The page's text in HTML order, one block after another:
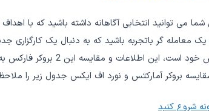
می توانید انتخابی آگاهانه داشته باشید که با
گر باتجربه باشید که به دنبال یک کارگزاری
دنبال پلتفرم ایده آل برای شروع سفر
بروکر آمارکتس و نورد اف ایکس جدول زیر را